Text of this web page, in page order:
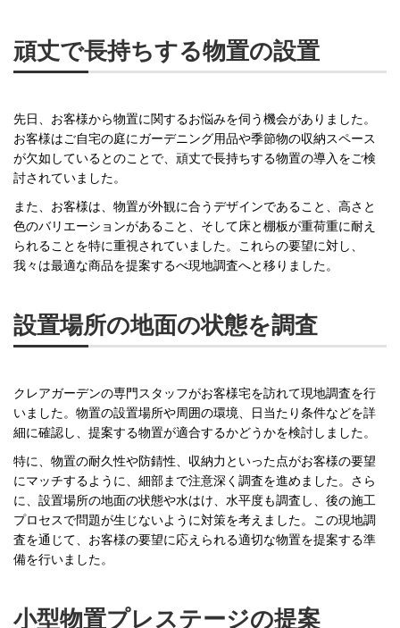
頑丈で長持ちする物置の設置
先日、お客様から物置に関するお悩みを伺う機会がありました。
お客様はご自宅の庭にガーデニング用品や季節物の収納スペース
が欠如しているとのことで、頑丈で長持ちする物置の導入をご検
討されていました。
また、お客様は、物置が外観に合うデザインであること、高さと
色のバリエーションがあること、そして床と棚板が重荷重に耐え
られることを特に重視されていました。これらの要望に対し、
我々は最適な商品を提案するべ現地調査へと移りました。
設置場所の地面の状態を調査
クレアガーデンの専門スタッフがお客様宅を訪れて現地調査を行
いました。物置の設置場所や周囲の環境、日当たり条件などを詳
細に確認し、提案する物置が適合するかどうかを検討しました。
特に、物置の耐久性や防錆性、収納力といった点がお客様の要望
にマッチするように、細部まで注意深く調査を進めました。さら
に、設置場所の地面の状態や水はけ、水平度も調査し、後の施工
プロセスで問題が生じないように対策を考えました。この現地調
査を通じて、お客様の要望に応えられる適切な物置を提案する準
備を行いました。
小型物置プレステージの提案